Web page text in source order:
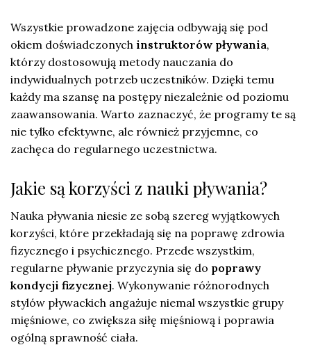
Wszystkie prowadzone zajęcia odbywają się pod
okiem doświadczonych instruktorów pływania,
którzy dostosowują metody nauczania do
indywidualnych potrzeb uczestników. Dzięki temu
każdy ma szansę na postępy niezależnie od poziomu
zaawansowania. Warto zaznaczyć, że programy te są
nie tylko efektywne, ale również przyjemne, co
zachęca do regularnego uczestnictwa.
Jakie są korzyści z nauki pływania?
Nauka pływania niesie ze sobą szereg wyjątkowych
korzyści, które przekładają się na poprawę zdrowia
fizycznego i psychicznego. Przede wszystkim,
regularne pływanie przyczynia się do poprawy
kondycji fizycznej. Wykonywanie różnorodnych
stylów pływackich angażuje niemal wszystkie grupy
mięśniowe, co zwiększa siłę mięśniową i poprawia
ogólną sprawność ciała.